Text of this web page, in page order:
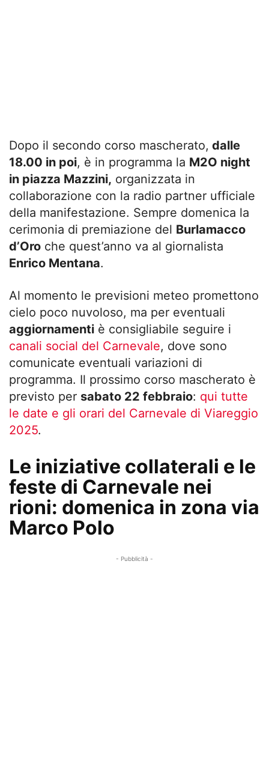
Dopo il secondo corso mascherato, dalle
18.00 in poi, è in programma la M2O night
in piazza Mazzini, organizzata in
collaborazione con la radio partner ufficiale
della manifestazione. Sempre domenica la
cerimonia di premiazione del Burlamacco
d’Oro che quest’anno va al giornalista
Enrico Mentana.
Al momento le previsioni meteo promettono
cielo poco nuvoloso, ma per eventuali
aggiornamenti è consigliabile seguire i
canali social del Carnevale, dove sono
comunicate eventuali variazioni di
programma. Il prossimo corso mascherato è
previsto per sabato 22 febbraio: qui tutte
le date e gli orari del Carnevale di Viareggio
2025.
Le iniziative collaterali e le
feste di Carnevale nei
rioni: domenica in zona via
Marco Polo
- Pubblicità -